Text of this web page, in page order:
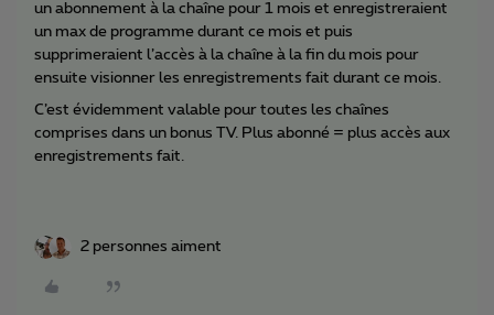
un abonnement à la chaîne pour 1 mois et enregistreraient
un max de programme durant ce mois et puis
supprimeraient l’accès à la chaîne à la fin du mois pour
ensuite visionner les enregistrements fait durant ce mois.
C’est évidemment valable pour toutes les chaînes
comprises dans un bonus TV. Plus abonné = plus accès aux
enregistrements fait.
2 personnes aiment